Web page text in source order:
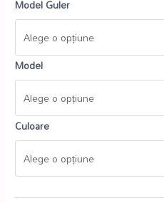
Model Guler
Model
Culoare